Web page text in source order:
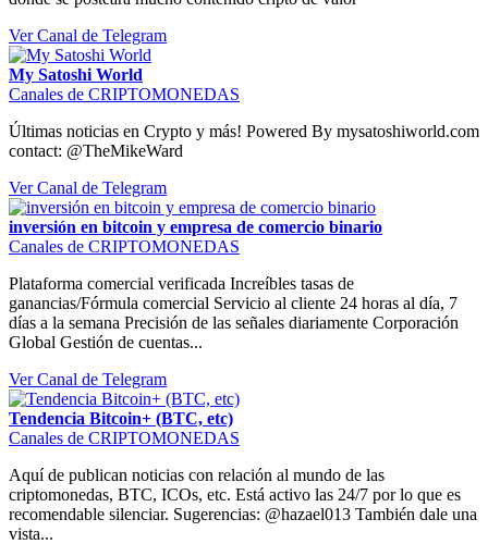
Ver Canal de Telegram
My Satoshi World
Canales de CRIPTOMONEDAS
Últimas noticias en Crypto y más! Powered By mysatoshiworld.com
contact: @TheMikeWard
Ver Canal de Telegram
inversión en bitcoin y empresa de comercio binario
Canales de CRIPTOMONEDAS
Plataforma comercial verificada Increíbles tasas de
ganancias/Fórmula comercial Servicio al cliente 24 horas al día, 7
días a la semana Precisión de las señales diariamente Corporación
Global Gestión de cuentas...
Ver Canal de Telegram
Tendencia Bitcoin+ (BTC, etc)
Canales de CRIPTOMONEDAS
Aquí de publican noticias con relación al mundo de las
criptomonedas, BTC, ICOs, etc. Está activo las 24/7 por lo que es
recomendable silenciar. Sugerencias: @hazael013 También dale una
vista...